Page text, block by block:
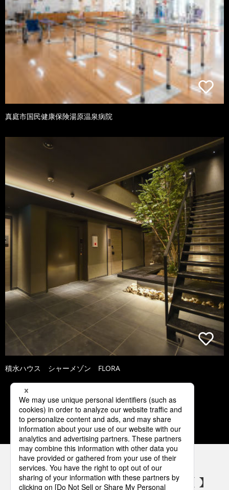
真庭市国民健康保険湯原温泉病院
積水ハウス シャーメゾン FLORA
1 2 3 4 5
パナソニックの電気設備 SNSアカウント